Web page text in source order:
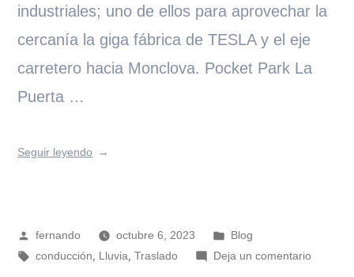
industriales; uno de ellos para aprovechar la
cercanía la giga fábrica de TESLA y el eje
carretero hacia Monclova. Pocket Park La
Puerta …
Seguir leyendo
fernando octubre 6, 2023
Blog
conducción, Lluvia,Traslado Deja un comentario